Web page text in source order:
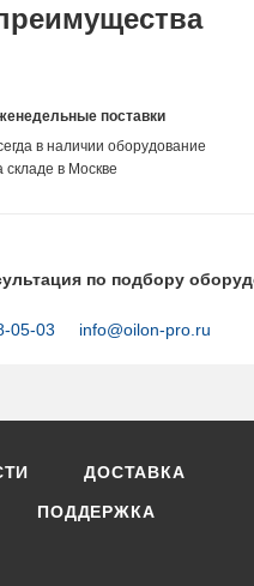
поставки
в наличии оборудование
складе в Москве
по подбору
05-03 info@oilon-pro.ru
ДОСТАВКА
ПОДДЕРЖКА